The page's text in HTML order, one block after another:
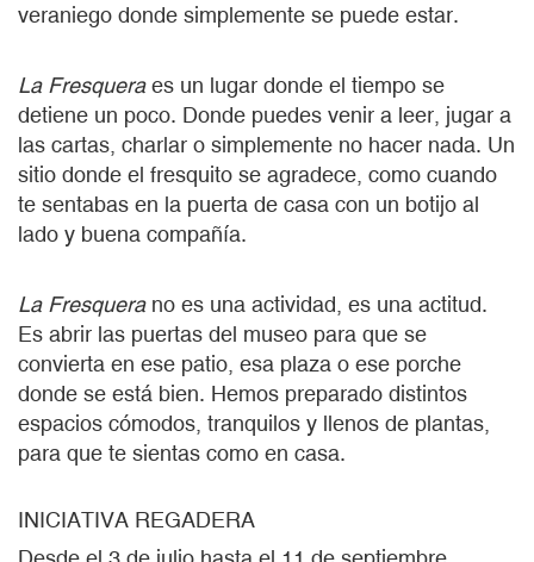
veraniego donde simplemente se puede estar.
La Fresqueraes un lugar donde el tiempo se
detiene un poco. Donde puedes venir a leer, jugar a
las cartas, charlar o simplemente no hacer nada. Un
sitio donde el fresquito se agradece, como cuando
te sentabas en la puerta de casa con un botijo al
lado y buena compañía.
La Fresquerano es una actividad, es una actitud.
Es abrir las puertas del museo para que se
convierta en ese patio, esa plaza o ese porche
donde se está bien. Hemos preparado distintos
espacios cómodos, tranquilos y llenos de plantas,
para que te sientas como en casa.
INICIATIVA REGADERA